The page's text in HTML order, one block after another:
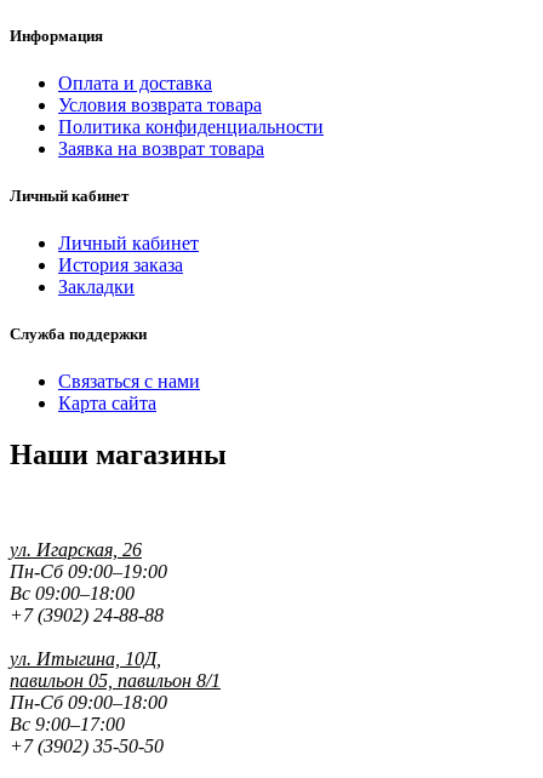
Информация
Оплата и доставка
Условия возврата товара
Политика конфиденциальности
Заявка на возврат товара
Личный кабинет
Личный кабинет
История заказа
Закладки
Служба поддержки
Связаться с нами
Карта сайта
Наши магазины
ул. Игарская, 26
Пн-Сб 09:00–19:00
Вс 09:00–18:00
+7 (3902) 24-88-88
ул. Итыгина, 10Д,
павильон 05, павильон 8/1
Пн-Сб 09:00–18:00
Вс 9:00–17:00
+7 (3902) 35-50-50